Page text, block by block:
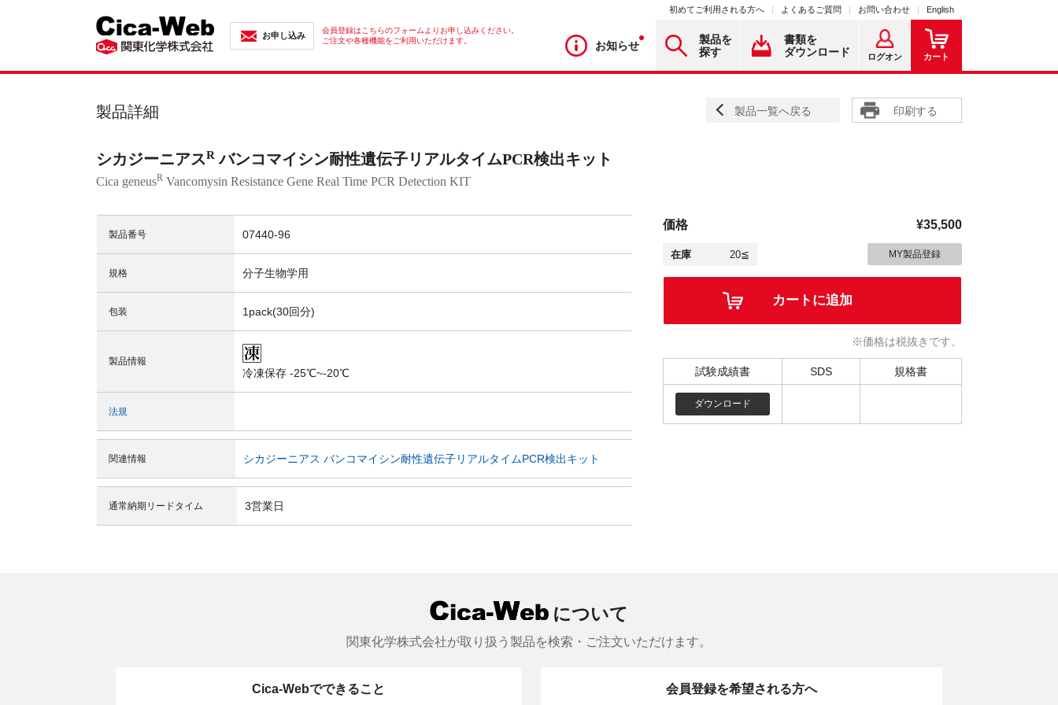
お申し込み
会員登録はこちらのフォームよりお申し込みください。
ご注文や各種機能をご利用いただけます。
お知らせ
製品を
探す
書類を
ダウンロード
ログオン カート
初めてご利用される方へ よくあるご質問 お問い合わせ English
製品詳細 印刷する
製品一覧へ戻る
シカジーニアスR バンコマイシン耐性遺伝子リアルタイムPCR検出キット
Cica geneusR Vancomysin Resistance Gene Real Time PCR Detection KIT
製品番号 07440-96
規格 分子生物学用
包装 1pack(30回分)
製品情報
冷凍保存 -25℃~-20℃
法規
関連情報 シカジーニアス バンコマイシン耐性遺伝子リアルタイムPCR検出キット
通常納期リードタイム 3営業日
価格 ¥35,500
在庫 20≦ MY製品登録
カートに追加
※価格は税抜きです。
試験成績書 SDS 規格書
ダウンロード
について
関東化学株式会社が取り扱う製品を検索・ご注文いただけます。
Cica-Webでできること 会員登録を希望される方へ